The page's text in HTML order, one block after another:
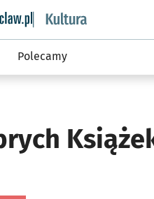
wroclaw.pl
Polecamy